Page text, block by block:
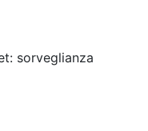
sorveglianza